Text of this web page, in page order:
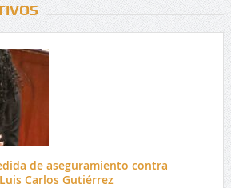
de aseguramiento contra
Carlos Gutiérrez